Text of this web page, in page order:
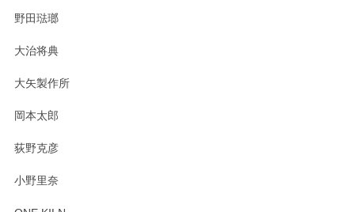
野田琺瑯
大治将典
大矢製作所
岡本太郎
荻野克彦
小野里奈